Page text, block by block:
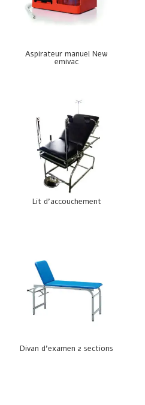
Aspirateur manuel New
emivac
Lit d’accouchement
Divan d’examen 2 sections